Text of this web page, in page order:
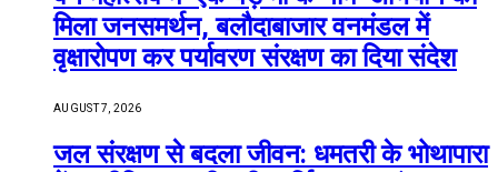
मिला जनसमर्थन, बलौदाबाजार वनमंडल में
वृक्षारोपण कर पर्यावरण संरक्षण का दिया संदेश
AUGUST 7, 2026
जल संरक्षण से बदला जीवन: धमतरी के भोथापारा